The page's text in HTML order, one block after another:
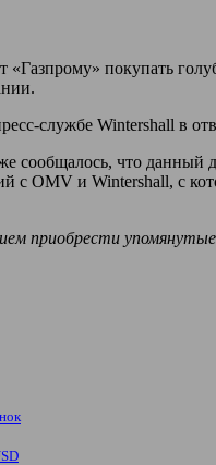
покупать
службе Wintershall в
сообщалось, что данный
с OMV и Wintershall, с
приобрести